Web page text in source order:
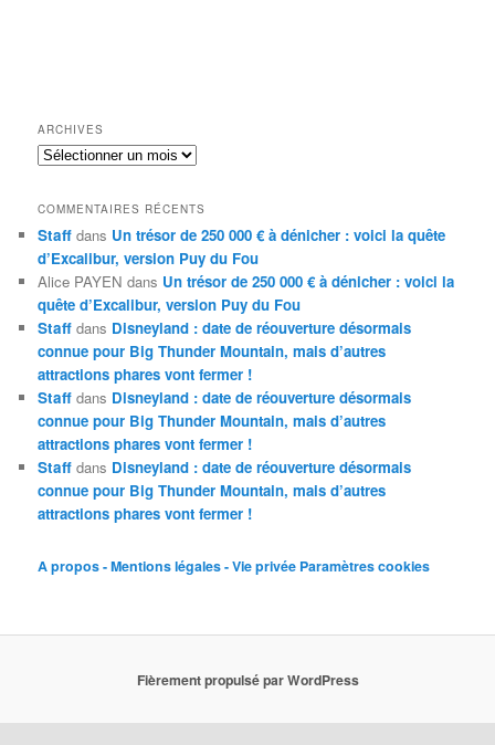
ARCHIVES
Archives
COMMENTAIRES RÉCENTS
Staff dans Un trésor de 250 000 € à dénicher : voici la quête
d’Excalibur, version Puy du Fou
Alice PAYEN dans Un trésor de 250 000 € à dénicher : voici la
quête d’Excalibur, version Puy du Fou
Staff dans Disneyland : date de réouverture désormais
connue pour Big Thunder Mountain, mais d’autres
attractions phares vont fermer !
Staff dans Disneyland : date de réouverture désormais
connue pour Big Thunder Mountain, mais d’autres
attractions phares vont fermer !
Staff dans Disneyland : date de réouverture désormais
connue pour Big Thunder Mountain, mais d’autres
attractions phares vont fermer !
A propos - Mentions légales - Vie privée Paramètres cookies
Fièrement propulsé par WordPress